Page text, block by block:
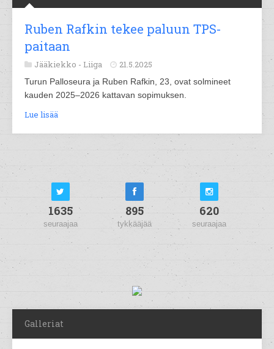
Ruben Rafkin tekee paluun TPS-
paitaan
Jääkiekko - Liiga 21.5.2025
Turun Palloseura ja Ruben Rafkin, 23, ovat solmineet
kauden 2025–2026 kattavan sopimuksen.
Lue lisää
1635
seuraajaa
895
tykkääjää
620
seuraajaa
Galleriat